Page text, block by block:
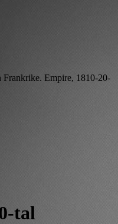
Empire, 1810-20-
tal